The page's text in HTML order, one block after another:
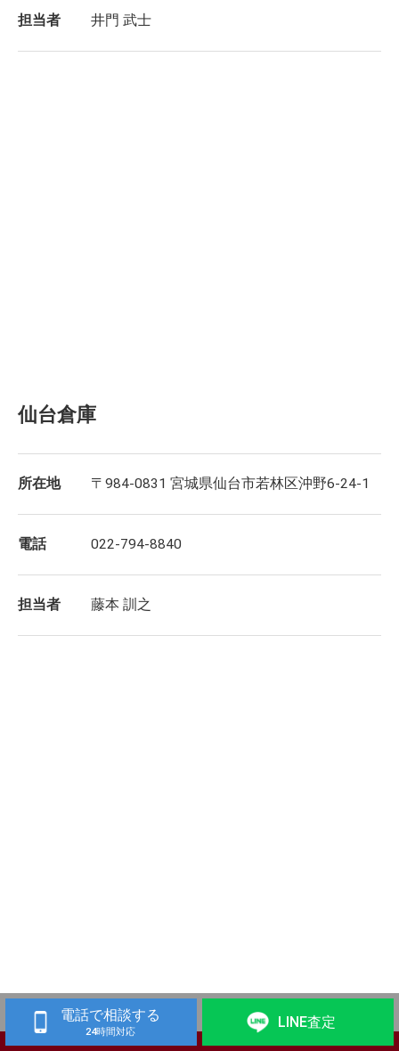
担当者 井門 武士
仙台倉庫
所在地 〒984-0831 宮城県仙台市若林区沖野6-24-1
電話 022-794-8840
担当者 藤本 訓之
電話で相談する
24時間対応
LINE査定